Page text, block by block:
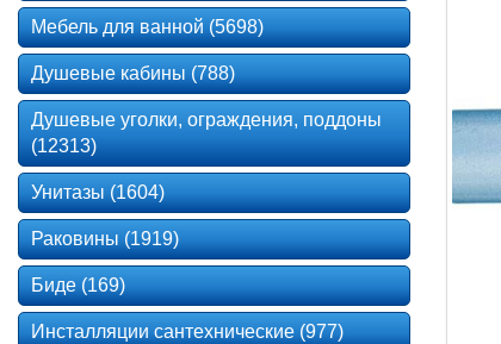
Мебель для ванной (5698)
Душевые кабины (788)
Душевые уголки, ограждения, поддоны
(12313)
Унитазы (1604)
Раковины (1919)
Биде (169)
Инсталляции сантехнические (977)